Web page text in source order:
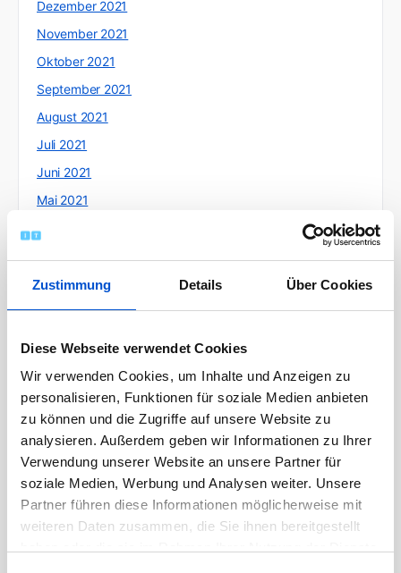
Zustimmung Details Über Cookies
Diese Webseite verwendet Cookies
Wir verwenden Cookies, um Inhalte und Anzeigen zu
personalisieren, Funktionen für soziale Medien anbieten
zu können und die Zugriffe auf unsere Website zu
analysieren. Außerdem geben wir Informationen zu Ihrer
Verwendung unserer Website an unsere Partner für
soziale Medien, Werbung und Analysen weiter. Unsere
Partner führen diese Informationen möglicherweise mit
weiteren Daten zusammen, die Sie ihnen bereitgestellt
Dezember 2021
November 2021
Oktober 2021
September 2021
August 2021
Juli 2021
Juni 2021
Mai 2021
April 2021
Februar 2021
Januar 2021
Oktober 2020
September 2020
August 2020
Juli 2020
Juni 2020
Mai 2020